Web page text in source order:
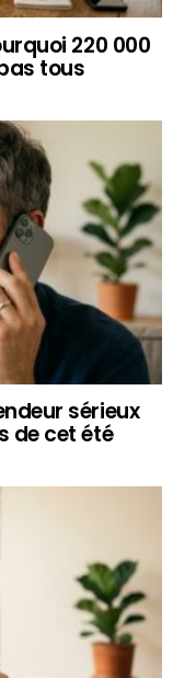
220 000
tous
sérieux
de cet été